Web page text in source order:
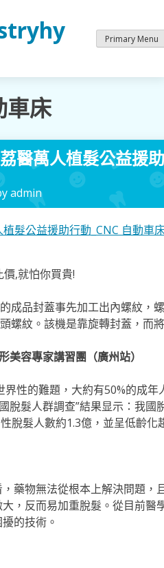
Primary Menu
車床
醫萬人植髮公益援
admin
,就怕你買貴!
成品封蓋事先加工出內螺紋，
螺紋。該機是靠旋轉封蓋，而
美容專家講習團（廣州站）
界性的難題，大約有50%的成
脫髮人群調查”結果显示：我
脫髮人數約1.3億，並呈低齡化
藥物無法從根本上解決問題，
，反而易加重脫髮。從目前醫
的技術。